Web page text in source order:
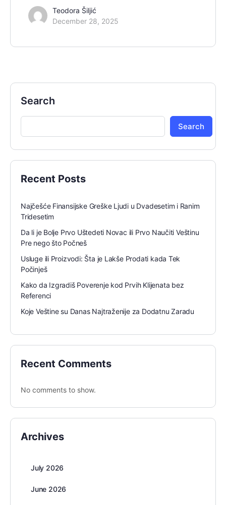
Teodora Šiljić
December 28, 2025
Search
Search
Recent Posts
Najčešće Finansijske Greške Ljudi u Dvadesetim i Ranim
Tridesetim
Da li je Bolje Prvo Uštedeti Novac ili Prvo Naučiti Veštinu
Pre nego što Počneš
Usluge ili Proizvodi: Šta je Lakše Prodati kada Tek
Počinješ
Kako da Izgradiš Poverenje kod Prvih Klijenata bez
Referenci
Koje Veštine su Danas Najtraženije za Dodatnu Zaradu
Recent Comments
No comments to show.
Archives
July 2026
June 2026